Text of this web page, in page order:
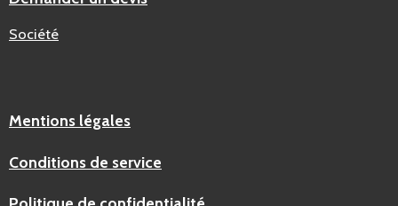
Société
Mentions légales
Conditions de service